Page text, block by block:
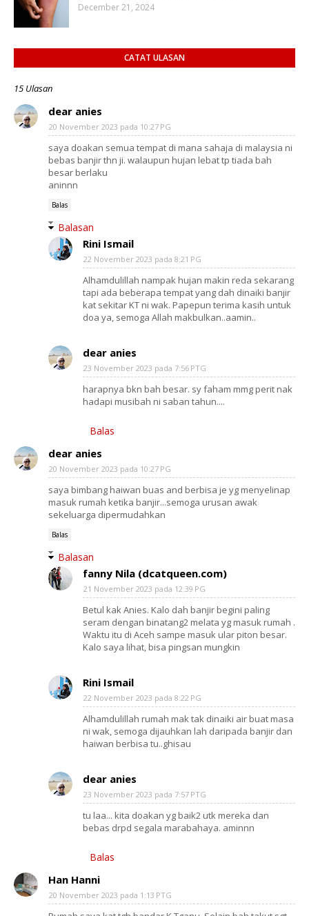
December 21, 2024
CATAT ULASAN
15 Ulasan
dear anies
20 November 2023 pada 10:27 PG
saya doakan semua tempat di mana sahaja di malaysia ni
bebas banjir thn ji. walaupun hujan lebat tp tiada bah
besar berlaku
aninnn
Balas
Balasan
Rini Ismail
22 November 2023 pada 8:21 PG
Alhamdulillah nampak hujan makin reda sekarang
tapi ada beberapa tempat yang dah dinaiki banjir
kat sekitar KT ni wak. Papepun terima kasih untuk
doa ya, semoga Allah makbulkan..aamin..
dear anies
23 November 2023 pada 7:56 PTG
harapnya bkn bah besar. sy faham mmg perit nak
hadapi musibah ni saban tahun....
Balas
dear anies
20 November 2023 pada 10:27 PG
saya bimbang haiwan buas and berbisa je yg menyelinap
masuk rumah ketika banjir...semoga urusan awak
sekeluarga dipermudahkan
Balas
Balasan
fanny Nila (dcatqueen.com)
21 November 2023 pada 12:39 PG
Betul kak Anies. Kalo dah banjir begini paling
seram dengan binatang2 melata yg masuk rumah .
Waktu itu di Aceh sampe masuk ular piton besar.
Kalo saya lihat, bisa pingsan mungkin
Rini Ismail
22 November 2023 pada 8:22 PG
Alhamdulillah rumah mak tak dinaiki air buat masa
ni wak, semoga dijauhkan lah daripada banjir dan
haiwan berbisa tu..ghisau
dear anies
23 November 2023 pada 7:57 PTG
tu laa... kita doakan yg baik2 utk mereka dan
bebas drpd segala marabahaya. aminnn
Balas
Han Hanni
20 November 2023 pada 1:13 PTG